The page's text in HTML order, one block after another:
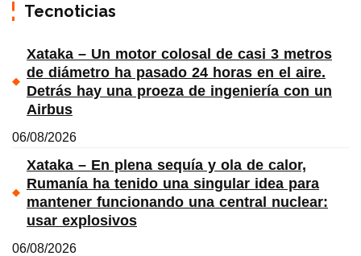
Tecnoticias
Xataka – Un motor colosal de casi 3 metros
de diámetro ha pasado 24 horas en el aire.
Detrás hay una proeza de ingeniería con un
Airbus
06/08/2026
Xataka – En plena sequía y ola de calor,
Rumanía ha tenido una singular idea para
mantener funcionando una central nuclear:
usar explosivos
06/08/2026